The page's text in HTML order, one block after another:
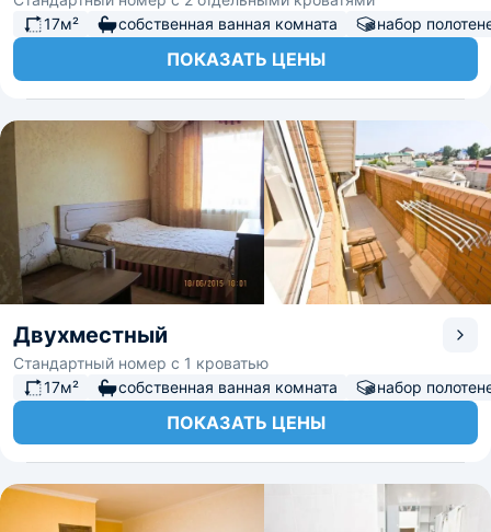
17м²
собственная ванная комната набор
ПОКАЗАТЬ ЦЕНЫ
Двухместный
Стандартный номер с 1 кроватью
17м²
собственная ванная комната набор
ПОКАЗАТЬ ЦЕНЫ